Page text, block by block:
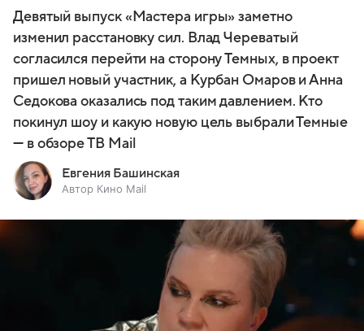
Девятый выпуск «Мастера игры» заметно
изменил расстановку сил. Влад Череватый
согласился перейти на сторону Темных, в проект
пришел новый участник, а Курбан Омаров и Анна
Седокова оказались под таким давлением. Кто
покинул шоу и какую новую цель выбрали Темные
— в обзоре ТВ Mail
Евгения Башинская
Автор Кино Mail